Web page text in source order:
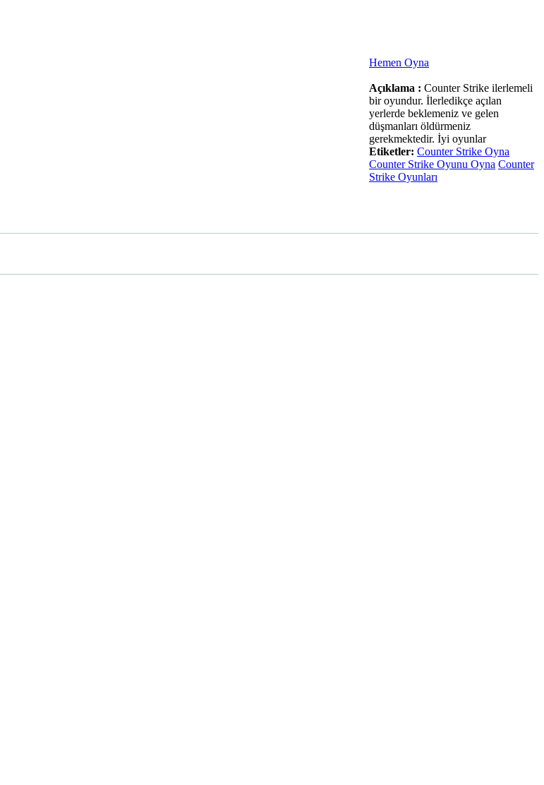
Hemen Oyna
Açıklama : Counter Strike ilerlemeli
bir oyundur. İlerledikçe açılan
yerlerde beklemeniz ve gelen
düşmanları öldürmeniz
gerekmektedir. İyi oyunlar
Etiketler: Counter Strike Oyna
Counter Strike Oyunu Oyna Counter
Strike Oyunları